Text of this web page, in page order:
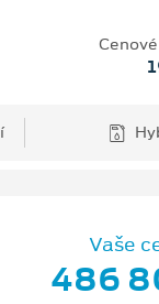
Vaše
486